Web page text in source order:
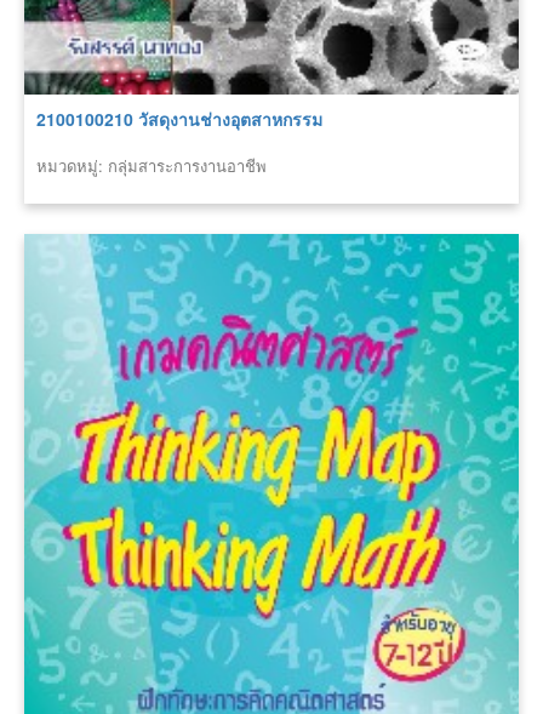
2100100210 วัสดุงานช่างอุตสาหกรรม
หมวดหมู่: กลุ่มสาระการงานอาชีพ